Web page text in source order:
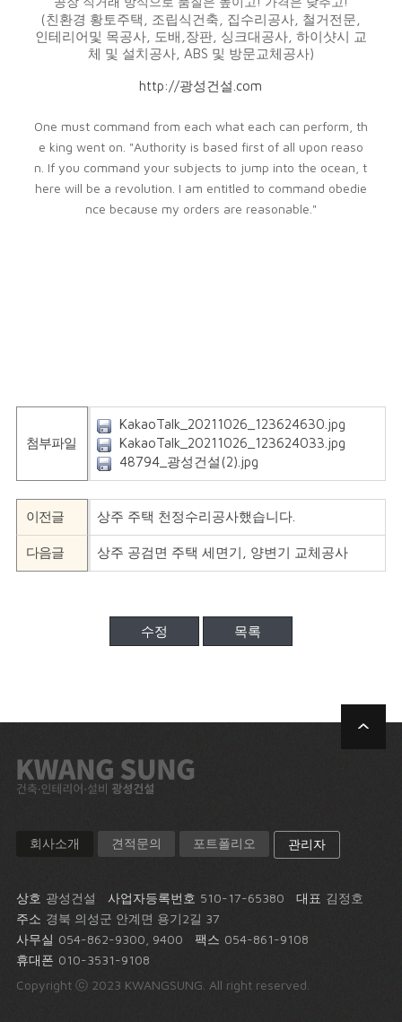
(친환경 황토주택, 조립식건축, 집수리공사, 철거전문,
인테리어및 목공사, 도배,장판, 싱크대공사, 하이샷시 교
체 및 설치공사, ABS 및 방문교체공사)
http://광성건설.com
One must command from each what each can perform, th
e king went on. "Authority is based first of all upon reaso
n. If you command your subjects to jump into the ocean, t
here will be a revolution. I am entitled to command obedie
nce because my orders are reasonable."
첨부파일
KakaoTalk_20211026_123624630.jpg
KakaoTalk_20211026_123624033.jpg
48794_광성건설(2).jpg
이전글 상주 주택 천정수리공사했습니다.
다음글 상주 공검면 주택 세면기, 양변기 교체공사
수정 목록
회사소개 견적문의 포트폴리오 관리자
상호 광성건설 사업자등록번호 510-17-65380 대표 김정호
주소 경북 의성군 안계면 용기2길 37
사무실 054-862-9300, 9400 팩스 054-861-9108
휴대폰 010-3531-9108
Copyright ⓒ 2023 KWANGSUNG. All right reserved.